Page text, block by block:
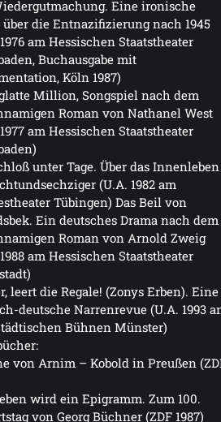
Eine ironische
über die Entnazifizierung nach 1945
am Hessischen Staatstheater
Buchausgabe mit
Köln 1987)
Million, Songspiel nach dem
Roman von Nathanel West
am Hessischen Staatstheater
unter Tage. Über das Innenleben
(U.A. 1982 am
Tübingen) Das Beil von
Ein deutsches Drama nach dem
Roman von Arnold Zweig
am Hessischen Staatstheater
leert die Regale! (Zonys Erben). Eine
deutsche Narrenrevue (U.A. 1993
Bühnen Münster)
von Arnim – Kobold in Preußen
wird ein Epigramm. Zum 100.
von Georg Büchner (ZDF 1987)